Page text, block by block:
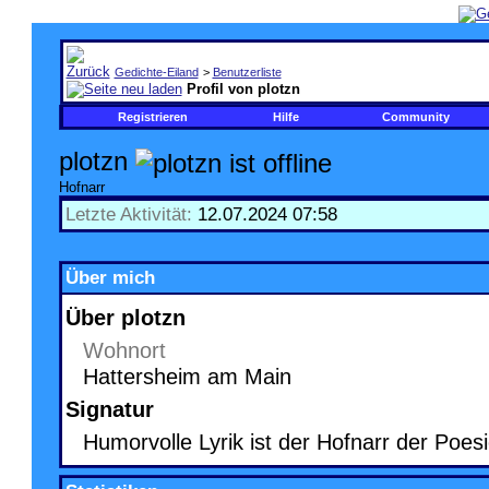
Gedichte-Eiland > Benutzerliste
Profil von plotzn
Registrieren Hilfe Community
plotzn
Hofnarr
Letzte Aktivität: 12.07.202407:58
Über mich
Über plotzn
Wohnort
Hattersheim am Main
Signatur
Humorvolle Lyrik ist der Hofnarr der